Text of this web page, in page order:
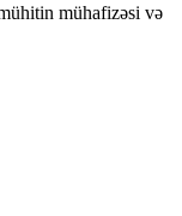
mühafizəsi və